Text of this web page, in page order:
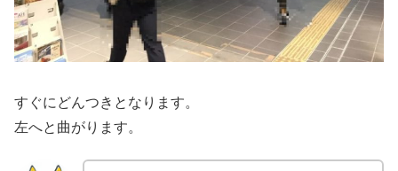
すぐにどんつきとなります。
左へと曲がります。